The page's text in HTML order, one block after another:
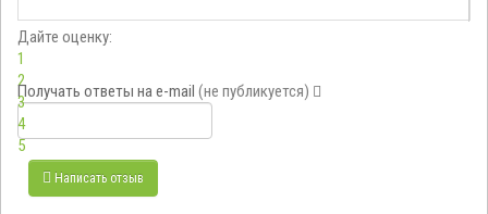
Дайте оценку:
1
2
3
4
5
Получать ответы на e-mail (не публикуется)
Написать отзыв